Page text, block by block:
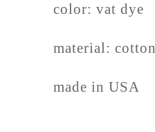
color: vat dye
material: cotton
made in USA